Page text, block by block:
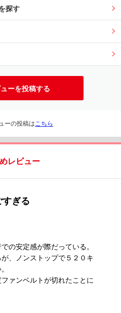
探す
ーを投稿する
ーの投稿は こちら
レビュー
すぎる
の安定感が際だっている。
、ノンストップで５２０キ
ァンベルトが切れたことに